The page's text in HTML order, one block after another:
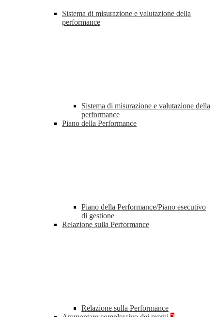
Sistema di misurazione e valutazione della
performance
Sistema di misurazione e valutazione della
performance
Piano della Performance
Piano della Performance/Piano esecutivo
di gestione
Relazione sulla Performance
Relazione sulla Performance